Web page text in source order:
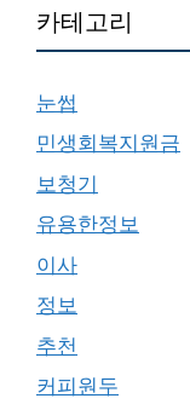
카테고리
눈썹
민생회복지원금
보청기
유용한정보
이사
정보
추천
커피원두